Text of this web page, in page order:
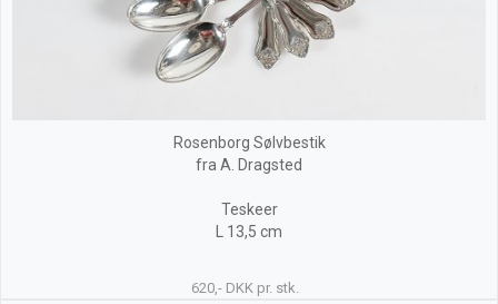
Rosenborg Sølvbestik
fra A. Dragsted
Teskeer
L 13,5 cm
620,- DKK pr. stk.